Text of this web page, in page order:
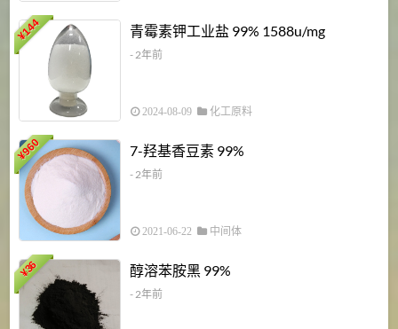
¥
144 青霉素钾工业盐 99% 1588u/mg
- 2年前
2024-08-09 化工原料
¥
960 7-羟基香豆素 99%
- 2年前
2021-06-22 中间体
¥
36 醇溶苯胺黑 99%
- 2年前